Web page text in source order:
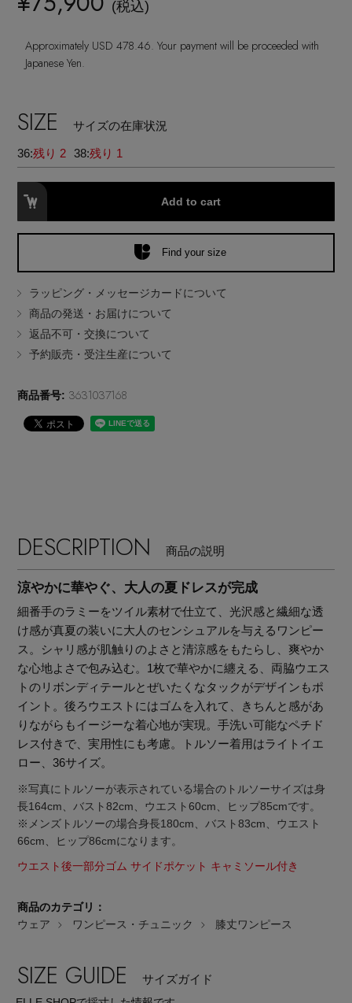
コート
ルームウェア・パジャマ
ブーツ
財布・小物
ボディバッグ・ウェストポーチ
ボストンバッグ
スマートフォンケース・タブレットケース
アイウェア
グローブ
レッグウェア
チャーム・ストラップ
その他(傘・ハンカチ・時計など)
リング
アンクレット
チャーム
シューズ
水着・スイムウェア
BRAND NEWS
EDITOR'S CLOSET
PERSONAL COLOR
ベーシックとトレンドが交差する16の名品
(税込)
Approximately USD 478.46. Your payment will be proceeded with
Japanese Yen.
SIZE サイズの在庫状況
36:残り 2 38:残り 1
Add to cart
Find your size
ラッピング・メッセージカードについて
商品の発送・お届けについて
返品不可・交換について
予約販売・受注生産について
商品番号: 3631037168
DESCRIPTION 商品の説明
涼やかに華やぐ、大人の夏ドレスが完成
細番手のラミーをツイル素材で仕立て、光沢感と繊細な透
け感が真夏の装いに大人のセンシュアルを与えるワンピー
ス。シャリ感が肌触りのよさと清涼感をもたらし、爽やか
な心地よさで包み込む。1枚で華やかに纏える、両脇ウエス
トのリボンディテールとぜいたくなタックがデザインもポ
イント。後ろウエストにはゴムを入れて、きちんと感があ
りながらもイージーな着心地が実現。手洗い可能なペチド
レス付きで、実用性にも考慮。トルソー着用はライトイエ
ロー、36サイズ。
※写真にトルソーが表示されている場合のトルソーサイズは身
長164cm、バスト82cm、ウエスト60cm、ヒップ85cmです。
※メンズトルソーの場合身長180cm、バスト83cm、ウエスト
66cm、ヒップ86cmになります。
ウエスト後一部分ゴム サイドポケット キャミソール付き
商品のカテゴリ：
ウェア
ワンピース・チュニック 膝丈ワンピース
SIZE GUIDE サイズガイド